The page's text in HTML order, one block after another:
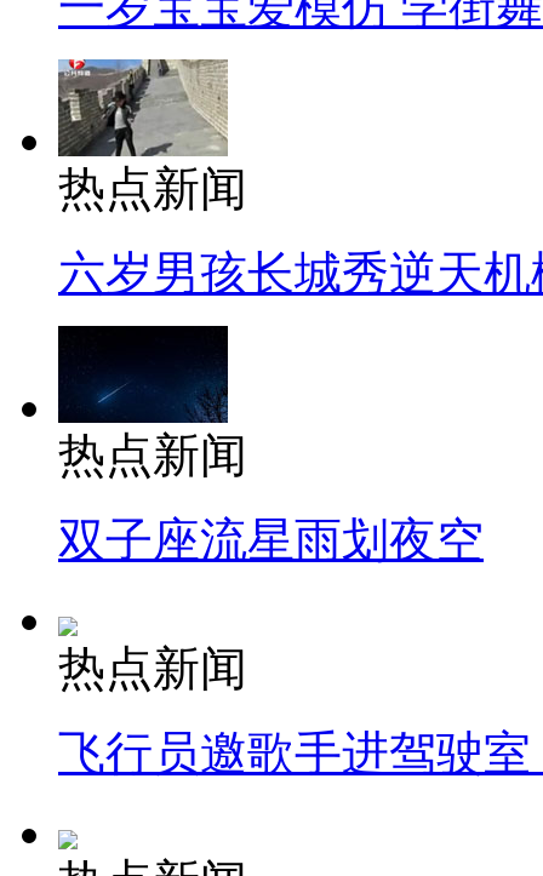
热点新闻
六岁男孩长城秀逆天机
热点新闻
双子座流星雨划夜空
热点新闻
飞行员邀歌手进驾驶